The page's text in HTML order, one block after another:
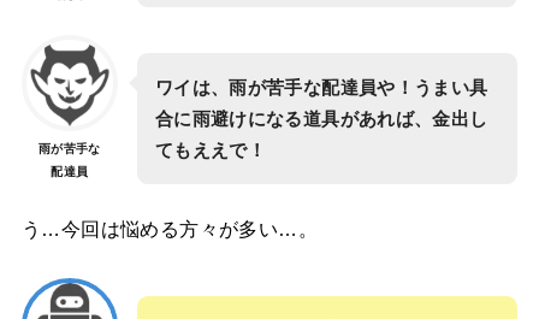
雨が苦手な
配達員
ワイは、雨が苦手な配達員や！うまい具
合に雨避けになる道具があれば、金出し
てもええで！
う…今回は悩める方々が多い…。